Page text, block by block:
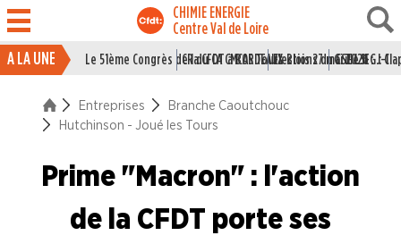
CHIMIE ENERGIE
Centre Val de Loire
ACTUALITÉ
ENTREPRISES
Hutchinson - Chalette
Hutchinson - Joué les Tours
A LA UNE Le 51ème Congrès de la CFDT à BORDEAUX
CR du CA CMCAS Tours Blois 27 mai 2026
Elections du CSE LSI : J-1
Grille IEG :
Entreprises
Branche Caoutchouc
Hutchinson - Joué les Tours
Prime "Macron" : l'action
de la CFDT porte ses